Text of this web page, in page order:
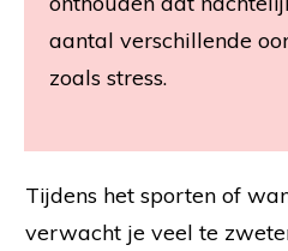
aantal verschillende
zoals stress.
Tijdens het sporten of
verwacht je veel te